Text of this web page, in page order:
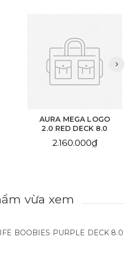
AURA CHAIN EYE
LOVE SKY BLUE DECK
8.125
vừa xem
BOOBIES PURPLE DECK 8.0